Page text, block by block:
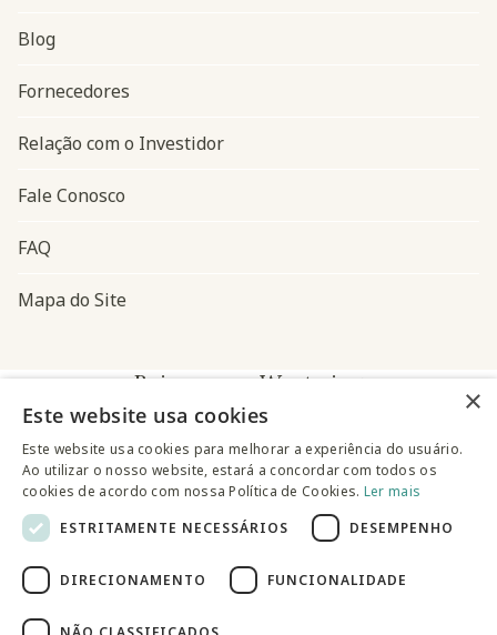
Navegação do rodapé
Blog
Fornecedores
Relação com o Investidor
Fale Conosco
FAQ
Mapa do Site
Baixe o app Westwing
@westwingbr
Somos uma empresa certificada
×
Este website usa cookies
Este website usa cookies para melhorar a experiência do usuário.
Ao utilizar o nosso website, estará a concordar com todos os
cookies de acordo com nossa Política de Cookies. Ler mais
ESTRITAMENTE NECESSÁRIOS
DESEMPENHO
DIRECIONAMENTO FUNCIONALIDADE